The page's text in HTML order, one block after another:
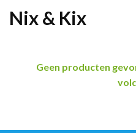
Nix & Kix
Geen producten